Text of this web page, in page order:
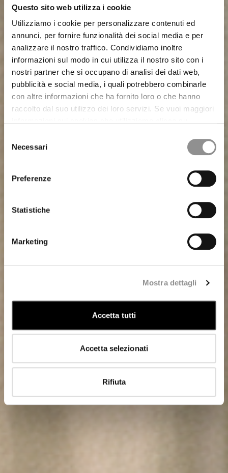
Questo sito web utilizza i cookie
Utilizziamo i cookie per personalizzare contenuti ed
annunci, per fornire funzionalità dei social media e per
analizzare il nostro traffico. Condividiamo inoltre
informazioni sul modo in cui utilizza il nostro sito con i
nostri partner che si occupano di analisi dei dati web,
pubblicità e social media, i quali potrebbero combinarle
con altre informazioni che ha fornito loro o che hanno
raccolto dal suo utilizzo dei loro servizi. Se vuoi maggiori
selezionando i cookie che si intende accettare dai
pulsanti sotto. Potrai revocare in qualsiasi momento il
cliccando sul widget in basso a sinistra nel nostro sito.
delNecessari
Preferenze
Statistiche
Marketing
Mostra dettagli
Accetta tutti
Accetta selezionati
Rifiuta
CHAPTER-15 SETA/NYLON